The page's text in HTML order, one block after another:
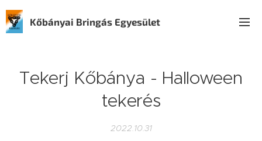
Kőbányai Bringás Egyesület
Tekerj Kőbánya - Halloween
tekerés
2022.10.31